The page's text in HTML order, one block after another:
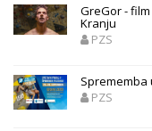
GreGor -
Kranju
PZS
Sprememba
PZS